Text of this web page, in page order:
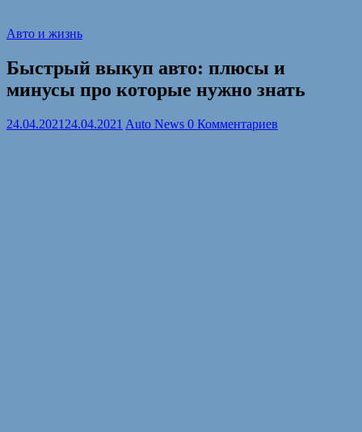
Авто и жизнь
Быстрый выкуп авто: плюсы и
минусы про которые нужно знать
24.04.2021 24.04.2021 Auto News 0 Комментариев